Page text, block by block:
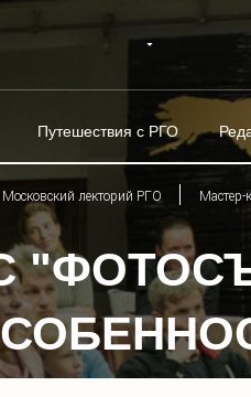
Путешествия с РГО
Московский лекторий РГО Мастер-